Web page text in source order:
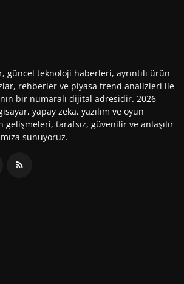
güncel teknoloji haberleri, ayrıntılı ürün
rehberler ve piyasa trend analizleri ile
bir numaralı dijital adresidir. 2026
yapay zeka, yazılım ve oyun
gelişmeleri, tarafsız, güvenilir ve anlaşılır
sunuyoruz.